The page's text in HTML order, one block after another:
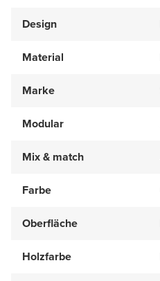
Design
Material
Marke
Modular
Mix & match
Farbe
Oberfläche
Holzfarbe